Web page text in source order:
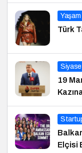
Yaşam
Türk
19
Elçisi